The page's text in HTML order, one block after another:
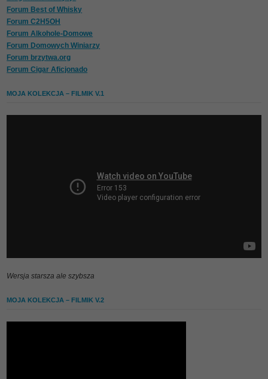
Forum Best of Whisky
Forum C2H5OH
Forum Alkohole-Domowe
Forum Domowych Winiarzy
Forum brzytwa.org
Forum Cigar Aficjonado
MOJA KOLEKCJA – FILMIK V.1
Wersja starsza ale szybsza
MOJA KOLEKCJA – FILMIK V.2